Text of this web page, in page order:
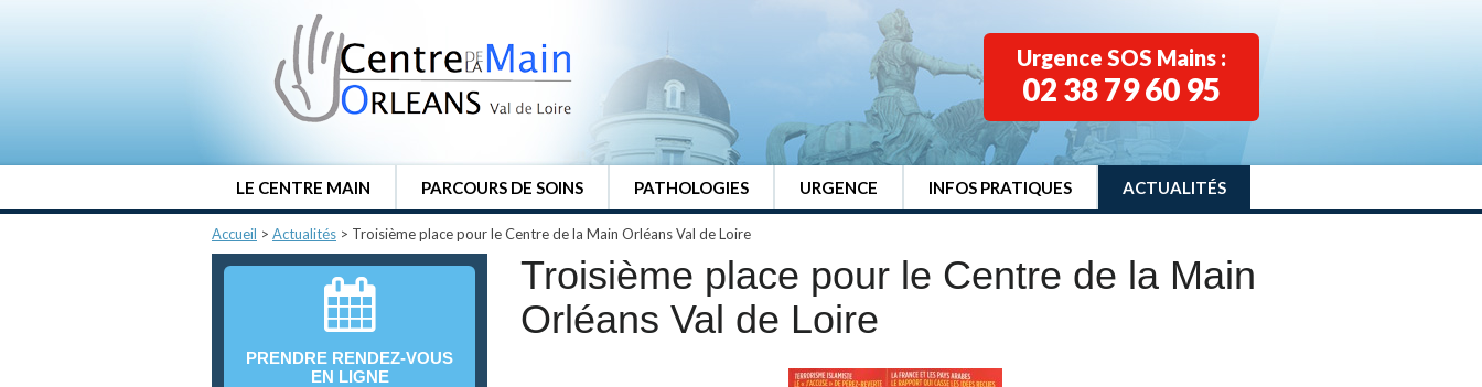
Urgence SOS Mains :
02 38 79 60 95
LE CENTRE MAIN PARCOURS DE SOINS PATHOLOGIES URGENCE INFOS PRATIQUES ACTUALITÉS
Accueil > Actualités > Troisième place pour le Centre de la Main Orléans Val de Loire
PRENDRE RENDEZ-VOUS
EN LIGNE
Troisième place pour le Centre de la Main
Orléans Val de Loire